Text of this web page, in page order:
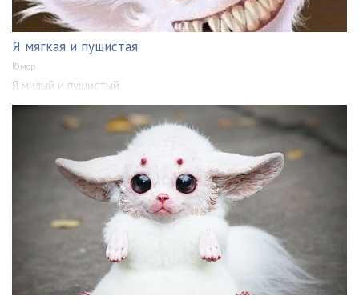
Я мягкая и пушистая
Юмор
Я милый и пушистый